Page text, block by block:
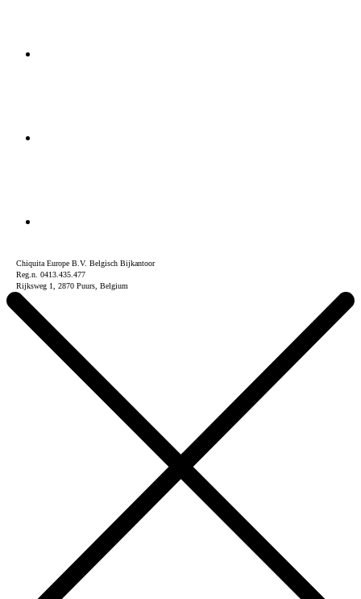
Chiquita Europe B.V. Belgisch Bijkantoor
Reg.n. 0413.435.477
Rijksweg 1, 2870 Puurs, Belgium